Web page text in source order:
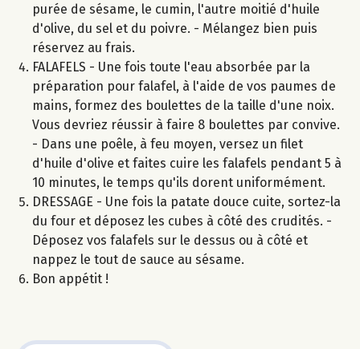
purée de sésame, le cumin, l'autre moitié d'huile
d'olive, du sel et du poivre. - Mélangez bien puis
réservez au frais.
FALAFELS - Une fois toute l'eau absorbée par la
préparation pour falafel, à l'aide de vos paumes de
mains, formez des boulettes de la taille d'une noix.
Vous devriez réussir à faire 8 boulettes par convive.
- Dans une poêle, à feu moyen, versez un filet
d'huile d'olive et faites cuire les falafels pendant 5 à
10 minutes, le temps qu'ils dorent uniformément.
DRESSAGE - Une fois la patate douce cuite, sortez-la
du four et déposez les cubes à côté des crudités. -
Déposez vos falafels sur le dessus ou à côté et
nappez le tout de sauce au sésame.
Bon appétit !